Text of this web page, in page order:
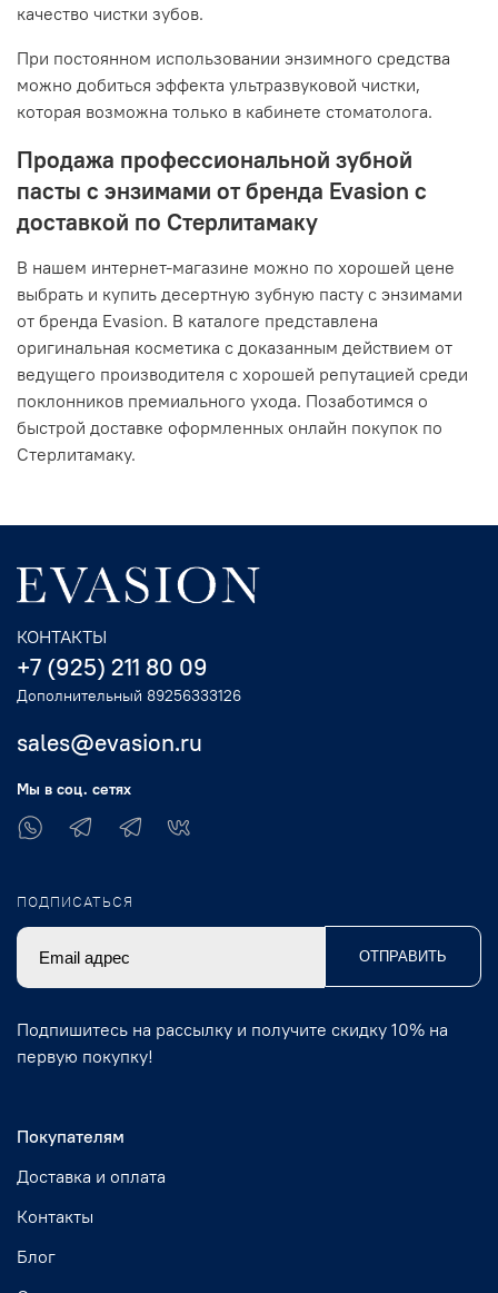
качество чистки зубов.
При постоянном использовании энзимного средства
можно добиться эффекта ультразвуковой чистки,
которая возможна только в кабинете стоматолога.
Продажа профессиональной зубной
пасты с энзимами от бренда Evasion с
доставкой по Стерлитамаку
В нашем интернет-магазине можно по хорошей цене
выбрать и купить десертную зубную пасту с энзимами
от бренда Evasion. В каталоге представлена
оригинальная косметика с доказанным действием от
ведущего производителя с хорошей репутацией среди
поклонников премиального ухода. Позаботимся о
быстрой доставке оформленных онлайн покупок по
Стерлитамаку.
Покупателям
Доставка и оплата
Контакты
Блог
КОНТАКТЫ
+7 (925) 211 80 09
Дополнительный 89256333126
sales@evasion.ru
Мы в соц. сетях
ПОДПИСАТЬСЯ
ОТПРАВИТЬ
Подпишитесь на рассылку и получите скидку 10% на
первую покупку!